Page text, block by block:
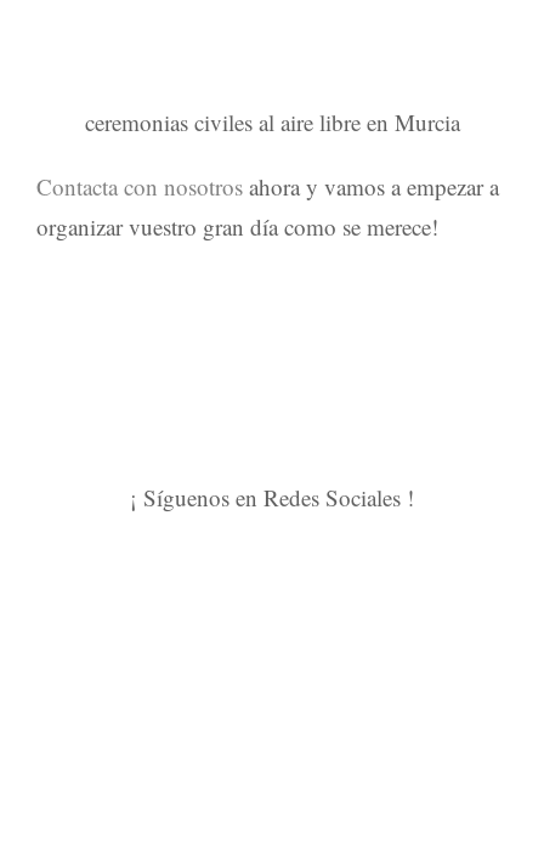
ceremonias civiles al aire libre en Murcia
Contacta con nosotros ahora y vamos a empezar a
organizar vuestro gran día como se merece!
¡ Síguenos en Redes Sociales !